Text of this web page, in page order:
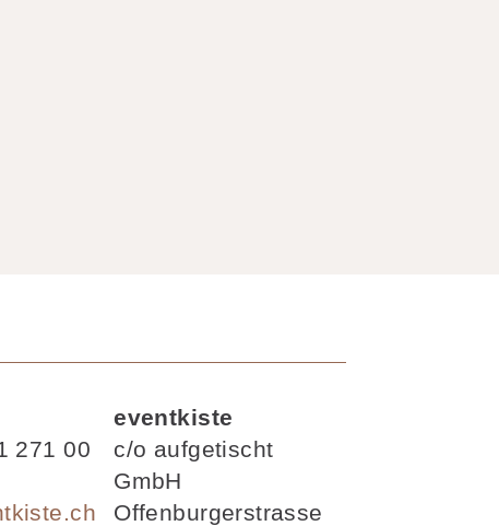
271 00
eventkiste
c/o aufgetischt
GmbH
Offenburgerstrasse